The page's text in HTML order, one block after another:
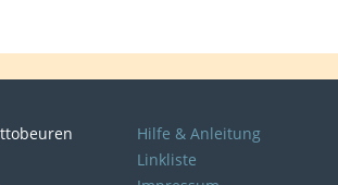
Hilfe & Anleitung
Linkliste